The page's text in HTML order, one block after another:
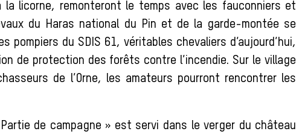
la licorne, remonteront le temps avec les fauconniers et
du Haras national du Pin et de la garde-montée se
pompiers du SDIS 61, véritables chevaliers d’aujourd’hui,
de protection des forêts contre l’incendie. Sur le village
de l’Orne, les amateurs pourront rencontrer les
de campagne » est servi dans le verger du château